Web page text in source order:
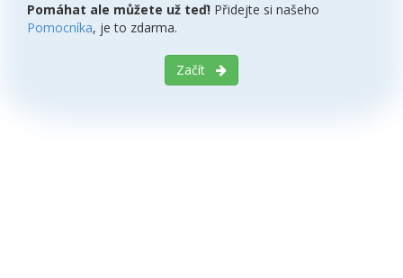
Pomáhat ale můžete už teď! Přidejte si našeho
Pomocníka, je to zdarma.
Začít